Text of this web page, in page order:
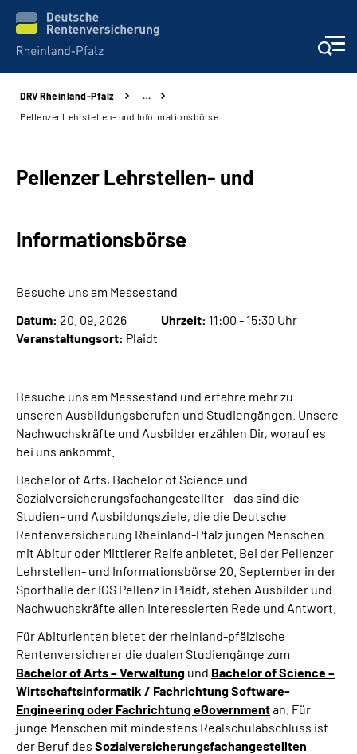
Unsere Leistungen
Karriere
Über uns
Leichte Sprache
Suche
Mein Kundenportal
DRV Rheinland-Pfalz
…
Pellenzer Lehrstellen- und Informationsbörse
Pellenzer Lehrstellen- und
Informationsbörse
Besuche uns am Messestand
Datum: 20. 09. 2026 Uhrzeit: 11:00 - 15:30 Uhr
Veranstaltungsort: Plaidt
Besuche uns am Messestand und erfahre mehr zu
unseren Ausbildungsberufen und Studiengängen. Unsere
Nachwuchskräfte und Ausbilder erzählen Dir, worauf es
bei uns ankommt.
Bachelor of Arts, Bachelor of Science und
Sozialversicherungsfachangestellter - das sind die
Studien- und Ausbildungsziele, die die Deutsche
Rentenversicherung Rheinland-Pfalz jungen Menschen
mit Abitur oder Mittlerer Reife anbietet. Bei der Pellenzer
Lehrstellen- und Informationsbörse 20. September in der
Sporthalle der IGS Pellenz in Plaidt, stehen Ausbilder und
Nachwuchskräfte allen Interessierten Rede und Antwort.
Für Abiturienten bietet der rheinland-pfälzische
Rentenversicherer die dualen Studiengänge zum
Bachelor of Arts– Verwaltung und Bachelor of Science–
Wirtschaftsinformatik / FachrichtungSoftware-
Engineeringoder FachrichtungeGovernmentan. Für
junge Menschen mit mindestens Realschulabschluss ist
der Beruf des Sozialversicherungsfachangestellten